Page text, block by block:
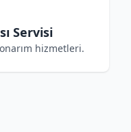
Servisi
onarım hizmetleri.